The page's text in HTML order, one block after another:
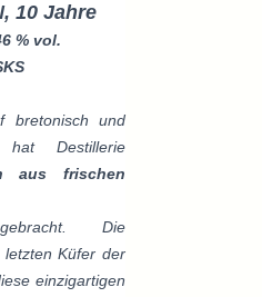
10 Jahre
% vol.
bretonisch und
Destillerie
aus frischen
Die
Küfer der
einzigartigen